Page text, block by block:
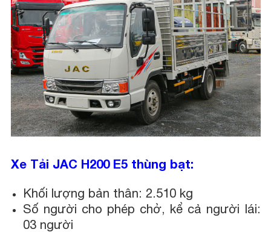
Xe Tải JAC H200 E5 thùng bạt:
Khối lượng bản thân: 2.510 kg
Số người cho phép chở, kể cả người lái:
03 người